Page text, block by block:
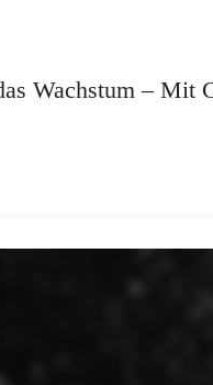
Wachstum – Mit